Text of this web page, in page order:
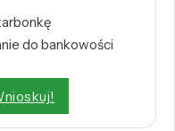
do bankowości